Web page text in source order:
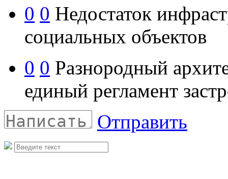
0 0 Недостаток
социальных объектов
0 0 Разнородный
единый регламент
Отправить